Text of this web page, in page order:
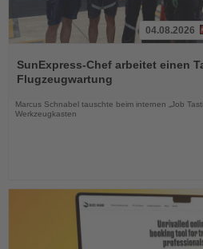
Sie
die
Nachrichten
04.08.2026
SunExpress-Chef arbeitet einen
Flugzeugwartung
Marcus Schnabel tauschte beim internen „Job
Werkzeugkasten